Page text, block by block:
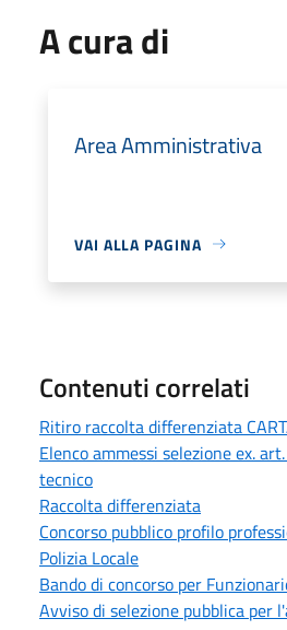
A cura di
Area Amministrativa
VAI ALLA PAGINA
Contenuti correlati
Ritiro raccolta differenziata
Elenco ammessi selezione ex.
tecnico
Raccolta differenziata
Concorso pubblico profilo
Polizia Locale
Bando di concorso per
Avviso di selezione pubblica per